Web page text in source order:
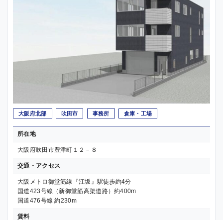
大阪府北部 吹田市 事務所 倉庫・工場
所在地
大阪府吹田市豊津町１２－８
交通・アクセス
大阪メトロ御堂筋線『江坂』駅徒歩約4分
国道423号線（新御堂筋高架道路）約400m
国道476号線 約230m
賃料